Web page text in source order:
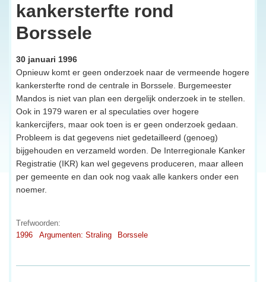
kankersterfte rond
Borssele
30 januari 1996
Opnieuw komt er geen onderzoek naar de vermeende hogere
kankersterfte rond de centrale in Borssele. Burgemeester
Mandos is niet van plan een dergelijk onderzoek in te stellen.
Ook in 1979 waren er al speculaties over hogere
kankercijfers, maar ook toen is er geen onderzoek gedaan.
Probleem is dat gegevens niet gedetailleerd (genoeg)
bijgehouden en verzameld worden. De Interregionale Kanker
Registratie (IKR) kan wel gegevens produceren, maar alleen
per gemeente en dan ook nog vaak alle kankers onder een
noemer.
Trefwoorden:
1996
Argumenten: Straling Borssele